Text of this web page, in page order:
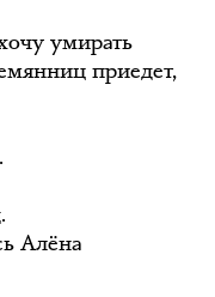
умирать
приедет,
Алёна